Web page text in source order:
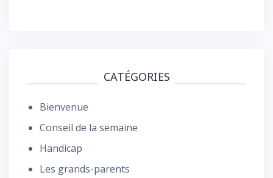
CATÉGORIES
Bienvenue
Conseil de la semaine
Handicap
Les grands-parents